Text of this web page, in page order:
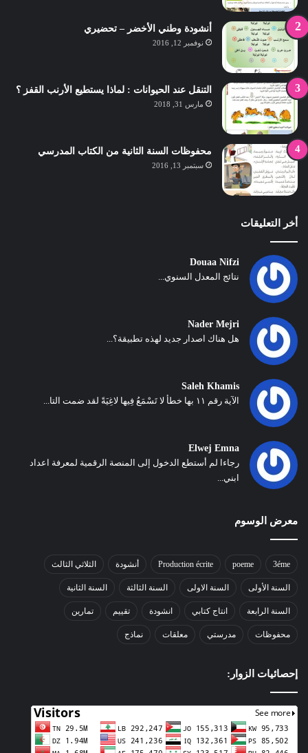
أنشودة وطني الأخضر – تحضيري
نوفمبر 12, 2016
التنقل عند الحيوانات : لماذا يستطيع الأرنب القفز ؟
مارس 31, 2018
محفوظات السنة الثانية من الكتاب المدرسي
سبتمبر 13, 2016
أخر التعليقات
Douaa Nifzi
نتائج المعدل السنوي...
Nader Mejri
هل هناك اصدار جديد لهذه تطبيقة؟...
Saleh Khamis
الآية رقم ١١ بها خطأ لا تَسْمَعُ فِيها لاغِيَةً لقد ضمت التا...
Elwej Emna
رجاءا لم أستطع الدخول إلى المنصة الرقمية لمعرفة اعداد
ابني...
معرض الوسوم
3éme
poeme
Production écrite أنشودة الثلاثي الثالث
السنة الأولى السنة الاولى السنة الثالثة السنة الثانية
السنة الرابعة انتاج كتابي انشودة تقييم تمارين
محفوظات مدرستي معلقات نماذج
إحصائيات الزوار: